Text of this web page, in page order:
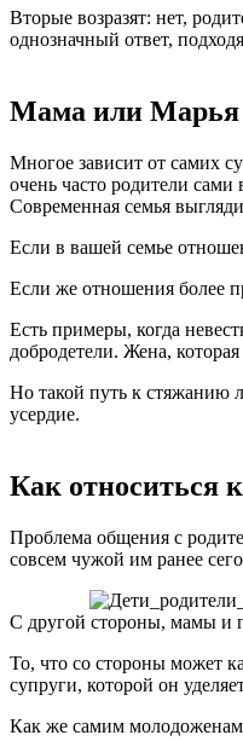
Вторые возразят: нет,
однозначный ответ,
Мама или Марья
Многое зависит от самих
очень часто родители
Современная семья
Если в вашей семье
Если же отношения более
Есть примеры, когда
добродетели. Жена,
Но такой путь к стяжанию
усердие.
Как относиться
Проблема общения с
совсем чужой им ранее
С другой стороны, мамы и
То, что со стороны может
супруги, которой он
Как же самим молодоженам